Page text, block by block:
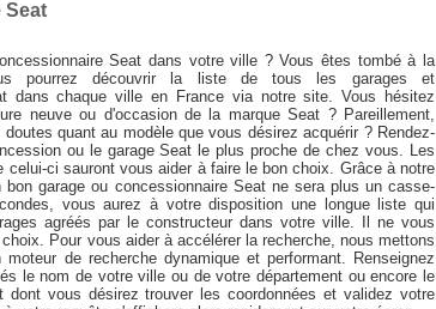
Seat
Seat dans votre ville ? Vous êtes tombé à la
pourrez découvrir la liste de tous les garages et
dans chaque ville en France via notre site. Vous hésitez
neuve ou d'occasion de la marque Seat ? Pareillement,
quant au modèle que vous désirez acquérir ? Rendez-
ou le garage Seat le plus proche de chez vous. Les
celui-ci sauront vous aider à faire le bon choix. Grâce à notre
bon garage ou concessionnaire Seat ne sera plus un casse-
vous aurez à votre disposition une longue liste qui
agréés par le constructeur dans votre ville. Il ne vous
Pour vous aider à accélérer la recherche, nous mettons
de recherche dynamique et performant. Renseignez
le nom de votre ville ou de votre département ou encore le
dont vous désirez trouver les coordonnées et validez votre